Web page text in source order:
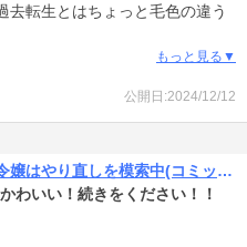
去転生とはちょっと毛色の違う
強めの小説内を行き来する展開
持った主人公の行く末から、今
もっと見る▼
公開日:2024/12/12
悪夢から目覚めた傲慢令嬢はやり直しを模索中(コミック)
わいい！続きをください！！